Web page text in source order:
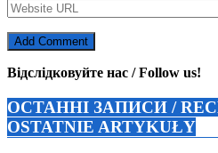
Відслідковуйте нас / Follow us!
ОСТАННІ ЗАПИСИ /
OSTATNIE ARTYKUŁY